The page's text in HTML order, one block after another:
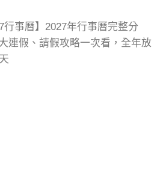
行事曆】2027年行事曆完整分
連假、請假攻略一次看，全年放